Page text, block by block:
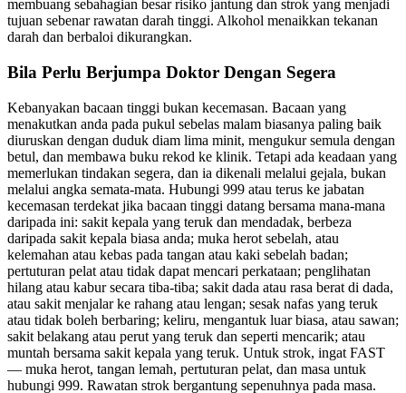
membuang sebahagian besar risiko jantung dan strok yang menjadi
tujuan sebenar rawatan darah tinggi. Alkohol menaikkan tekanan
darah dan berbaloi dikurangkan.
Bila Perlu Berjumpa Doktor Dengan Segera
Kebanyakan bacaan tinggi bukan kecemasan. Bacaan yang
menakutkan anda pada pukul sebelas malam biasanya paling baik
diuruskan dengan duduk diam lima minit, mengukur semula dengan
betul, dan membawa buku rekod ke klinik. Tetapi ada keadaan yang
memerlukan tindakan segera, dan ia dikenali melalui gejala, bukan
melalui angka semata-mata. Hubungi 999 atau terus ke jabatan
kecemasan terdekat jika bacaan tinggi datang bersama mana-mana
daripada ini: sakit kepala yang teruk dan mendadak, berbeza
daripada sakit kepala biasa anda; muka herot sebelah, atau
kelemahan atau kebas pada tangan atau kaki sebelah badan;
pertuturan pelat atau tidak dapat mencari perkataan; penglihatan
hilang atau kabur secara tiba-tiba; sakit dada atau rasa berat di dada,
atau sakit menjalar ke rahang atau lengan; sesak nafas yang teruk
atau tidak boleh berbaring; keliru, mengantuk luar biasa, atau sawan;
sakit belakang atau perut yang teruk dan seperti mencarik; atau
muntah bersama sakit kepala yang teruk. Untuk strok, ingat FAST
— muka herot, tangan lemah, pertuturan pelat, dan masa untuk
hubungi 999. Rawatan strok bergantung sepenuhnya pada masa.